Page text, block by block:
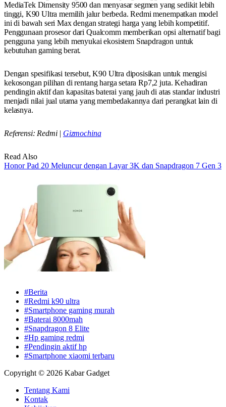
MediaTek Dimensity 9500 dan menyasar segmen yang sedikit lebih
tinggi, K90 Ultra memilih jalur berbeda. Redmi menempatkan model
ini di bawah seri Max dengan strategi harga yang lebih kompetitif.
Penggunaan prosesor dari Qualcomm memberikan opsi alternatif bagi
pengguna yang lebih menyukai ekosistem Snapdragon untuk
kebutuhan gaming berat.
Dengan spesifikasi tersebut, K90 Ultra diposisikan untuk mengisi
kekosongan pilihan di rentang harga setara Rp7,2 juta. Kehadiran
pendingin aktif dan kapasitas baterai yang jauh di atas standar industri
menjadi nilai jual utama yang membedakannya dari perangkat lain di
kelasnya.
Referensi: Redmi | Gizmochina
Read Also
Honor Pad 20 Meluncur dengan Layar 3K dan Snapdragon 7 Gen 3
#Berita
#Redmi k90 ultra
#Smartphone gaming murah
#Baterai 8000mah
#Snapdragon 8 Elite
#Hp gaming redmi
#Pendingin aktif hp
#Smartphone xiaomi terbaru
Copyright © 2026 Kabar Gadget
Tentang Kami
Kontak